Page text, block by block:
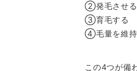
②発毛させる
③育毛する
④毛量を維持
この4つが備